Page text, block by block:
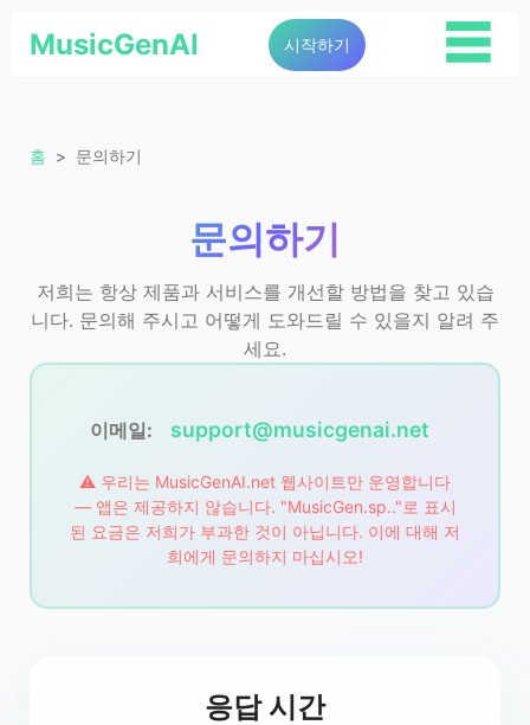
MusicGenAI 시작하기 ☰
홈 문의하기
문의하기
저희는 항상 제품과 서비스를 개선할 방법을 찾고 있습
니다. 문의해 주시고 어떻게 도와드릴 수 있을지 알려 주
세요.
이메일: support@musicgenai.net
⚠️ 우리는 MusicGenAI.net 웹사이트만 운영합니다
— 앱은 제공하지 않습니다. "MusicGen.sp.."로 표시
된 요금은 저희가 부과한 것이 아닙니다. 이에 대해 저
희에게 문의하지 마십시오!
응답 시간